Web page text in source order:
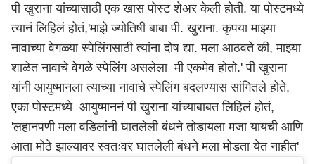
पी खुराना यांच्यासाठी एक खास पोस्ट शेअर केली होती. या पोस्टमध्ये
त्यानं लिहिलं होतं,'माझे ज्योतिषी बाबा पी. खुराना. कृपया माझ्या
नावाच्या वेगळ्या स्पेलिंगसाठी त्यांना दोष द्या. मला आठवते की, माझ्या
शाळेत नावाचे वेगळे स्पेलिंग असलेला मी एकमेव होतो.' पी खुराना
यांनी आयुष्मानला त्याच्या नावाचे स्पेलिंग बदलण्यास सांगितले होते.
एका पोस्टमध्ये आयुष्माननं पी खुराना यांच्याबाबत लिहिलं होतं,
'लहानपणी मला वडिलांनी घातलेली बंधने तोडायला मजा यायची आणि
आता मोठे झाल्यावर स्वतःवर घातलेली बंधने मला मोडता येत नाहीत'